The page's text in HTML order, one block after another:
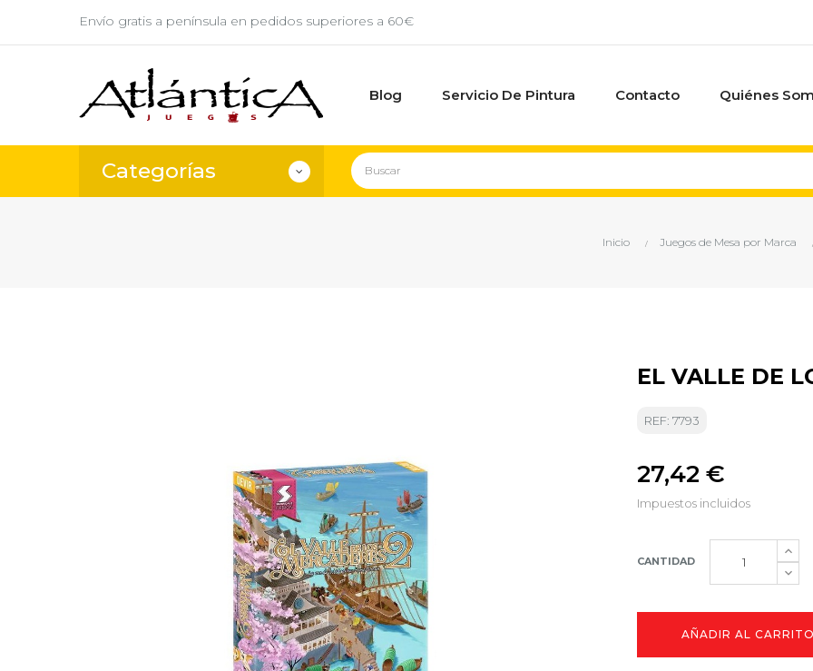
Envío gratis a península en pedidos superiores a 60€
Blog Servicio De Pintura Contacto Quiénes
Categorías
Inicio Juegos de Mesa por Marca
EL VALLE DE
REF: 7793
27,42 €
Impuestos incluidos
CANTIDAD
AÑADIR AL